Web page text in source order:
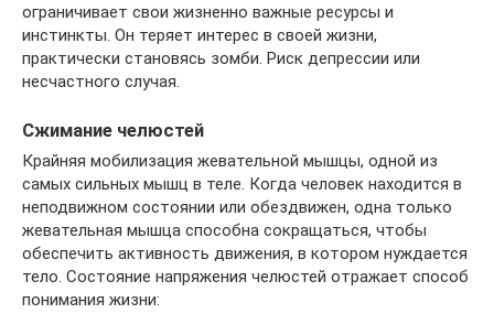
ограничивает свои жизненно важные ресурсы и
инстинкты. Он теряет интерес в своей жизни,
практически становясь зомби. Риск депрессии или
несчастного случая.
Сжимание челюстей
Крайняя мобилизация жевательной мышцы, одной из
самых сильных мышц в теле. Когда человек находится в
неподвижном состоянии или обездвижен, одна только
жевательная мышца способна сокращаться, чтобы
обеспечить активность движения, в котором нуждается
тело. Состояние напряжения челюстей отражает способ
понимания жизни: